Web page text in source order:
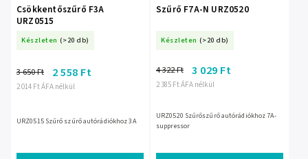
Csökkentőszűrő F3A
URZ0515
Készleten (>20 db)
2 014 Ft ÁFA nélkül
3 650 Ft 2 558 Ft
URZ0515 Szűrő szűrő autórádiókhoz 3A
Szűrő F7A-N URZ0520
Készleten (>20 db)
2 385 Ft ÁFA nélkül
4 322 Ft 3 029 Ft
URZ0520 Szűrőszűrő autórádiókhoz 7A-
suppressor